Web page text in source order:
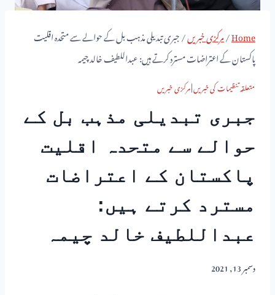
Home
/مرکزی خبریں/جبری تبدیلی مذہب بل کے حوالے سے متحدہ اقلیت
پاکستان کے اعتراضات مسترد کرتے ہیں: عبداللطیف خالد چیمہ
متعلقہ تنظیمات کی خبریں|مرکزی خبریں
جبری تبدیلی مذہب بل کے
حوالے سے متحدہ اقلیت
پاکستان کے اعتراضات
مسترد کرتے ہیں:
عبداللطیف خالد چیمہ
دسمبر 13, 2021